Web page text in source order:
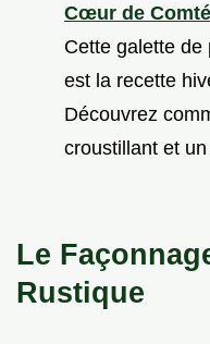
Cœur de
Cette galette de
est la recette
Découvrez
croustillant et
Le
Rustique